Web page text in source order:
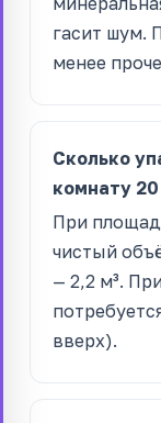
гасит шум.
менее
Сколько
комнату
При
чистый
— 2,2 м³.
вверх).